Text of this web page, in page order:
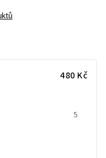
480 Kč
5